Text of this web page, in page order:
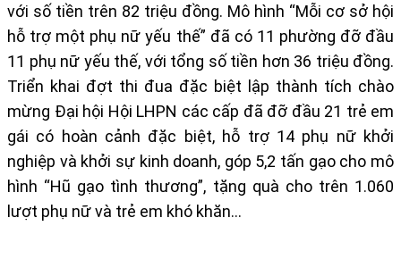
với số tiền trên 82 triệu đồng. Mô hình “Mỗi cơ sở hội
hỗ trợ một phụ nữ yếu thế” đã có 11 phường đỡ đầu
11 phụ nữ yếu thế, với tổng số tiền hơn 36 triệu đồng.
Triển khai đợt thi đua đặc biệt lập thành tích chào
mừng Đại hội Hội LHPN các cấp đã đỡ đầu 21 trẻ em
gái có hoàn cảnh đặc biệt, hỗ trợ 14 phụ nữ khởi
nghiệp và khởi sự kinh doanh, góp 5,2 tấn gạo cho mô
hình “Hũ gạo tình thương”, tặng quà cho trên 1.060
lượt phụ nữ và trẻ em khó khăn…